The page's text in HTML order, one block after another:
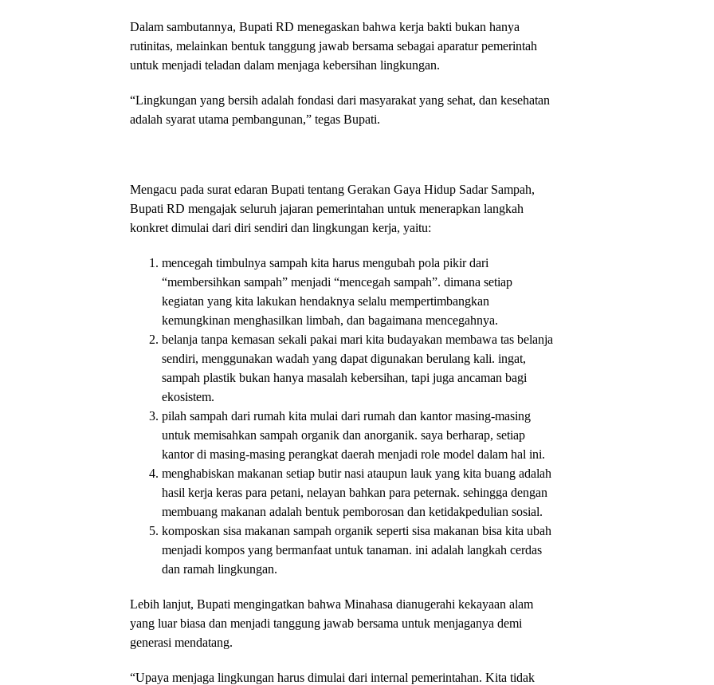
Dalam sambutannya, Bupati RD menegaskan bahwa kerja bakti bukan hanya
rutinitas, melainkan bentuk tanggung jawab bersama sebagai aparatur pemerintah
untuk menjadi teladan dalam menjaga kebersihan lingkungan.
“Lingkungan yang bersih adalah fondasi dari masyarakat yang sehat, dan kesehatan
adalah syarat utama pembangunan,” tegas Bupati.
Mengacu pada surat edaran Bupati tentang Gerakan Gaya Hidup Sadar Sampah,
Bupati RD mengajak seluruh jajaran pemerintahan untuk menerapkan langkah
konkret dimulai dari diri sendiri dan lingkungan kerja, yaitu:
mencegah timbulnya sampah kita harus mengubah pola pikir dari
“membersihkan sampah” menjadi “mencegah sampah”. dimana setiap
kegiatan yang kita lakukan hendaknya selalu mempertimbangkan
kemungkinan menghasilkan limbah, dan bagaimana mencegahnya.
belanja tanpa kemasan sekali pakai mari kita budayakan membawa tas belanja
sendiri, menggunakan wadah yang dapat digunakan berulang kali. ingat,
sampah plastik bukan hanya masalah kebersihan, tapi juga ancaman bagi
ekosistem.
pilah sampah dari rumah kita mulai dari rumah dan kantor masing-masing
untuk memisahkan sampah organik dan anorganik. saya berharap, setiap
kantor di masing-masing perangkat daerah menjadi role model dalam hal ini.
menghabiskan makanan setiap butir nasi ataupun lauk yang kita buang adalah
hasil kerja keras para petani, nelayan bahkan para peternak. sehingga dengan
membuang makanan adalah bentuk pemborosan dan ketidakpedulian sosial.
komposkan sisa makanan sampah organik seperti sisa makanan bisa kita ubah
menjadi kompos yang bermanfaat untuk tanaman. ini adalah langkah cerdas
dan ramah lingkungan.
Lebih lanjut, Bupati mengingatkan bahwa Minahasa dianugerahi kekayaan alam
yang luar biasa dan menjadi tanggung jawab bersama untuk menjaganya demi
generasi mendatang.
“Upaya menjaga lingkungan harus dimulai dari internal pemerintahan. Kita tidak